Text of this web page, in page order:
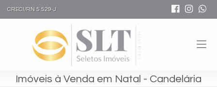
CRECI/RN 5.529-J
Imóveis à Venda em Natal - Candelária